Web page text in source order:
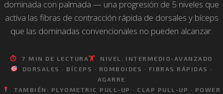
dominada con palmada — una progresión de 5 niveles que
activa las fibras de contracción rápida de dorsales y bíceps
que las dominadas convencionales no pueden alcanzar.
⏱ 7 MIN DE LECTURA🏋️
NIVEL: INTERMEDIO-AVANZADO
DORSALES · BÍCEPS · ROMBOIDES · FIBRAS RÁPIDAS ·
AGARRE
TAMBIÉN: PLYOMETRIC PULL-UP · CLAP PULL-UP · POWER